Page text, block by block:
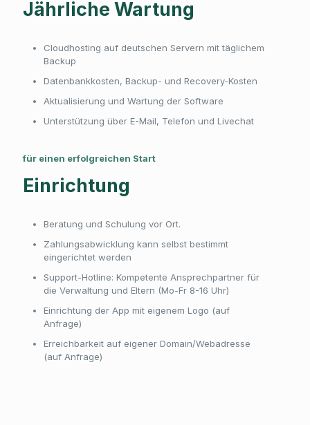
Jährliche Wartung
Cloudhosting auf deutschen Servern mit täglichem
Backup
Datenbankkosten, Backup- und Recovery-Kosten
Aktualisierung und Wartung der Software
Unterstützung über E-Mail, Telefon und Livechat
für einen erfolgreichen Start
Einrichtung
Beratung und Schulung vor Ort.
Zahlungsabwicklung kann selbst bestimmt
eingerichtet werden
Support-Hotline: Kompetente Ansprechpartner für
die Verwaltung und Eltern (Mo-Fr 8-16 Uhr)
Einrichtung der App mit eigenem Logo (auf
Anfrage)
Erreichbarkeit auf eigener Domain/Webadresse
(auf Anfrage)